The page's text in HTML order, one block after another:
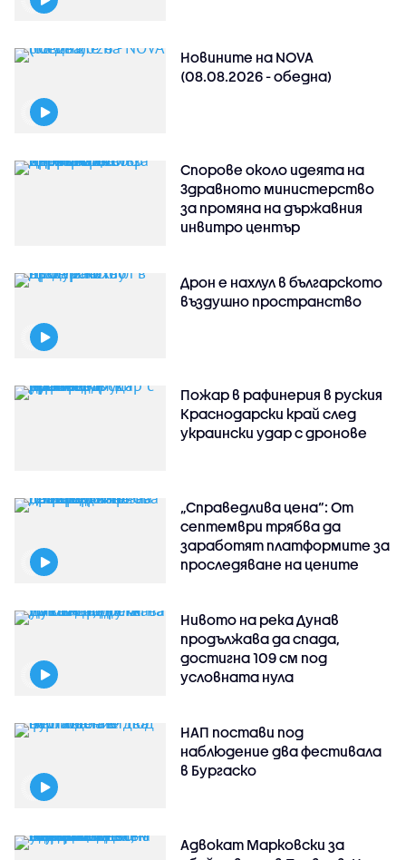
Новините на NOVA
(08.08.2026 - обедна)
Спорове около идеята на
Здравното министерство
за промяна на държавния
инвитро център
Дрон е нахлул в българското
въздушно пространство
Пожар в рафинерия в руския
Краснодарски край след
украински удар с дронове
„Справедлива цена“: От
септември трябва да
заработят платформите за
проследяване на цените
Нивото на река Дунав
продължава да спада,
достигна 109 см под
условната нула
НАП постави под
наблюдение два фестивала
в Бургаско
Адвокат Марковски за